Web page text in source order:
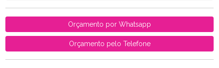
Orçamento por Whatsapp
Orçamento pelo Telefone